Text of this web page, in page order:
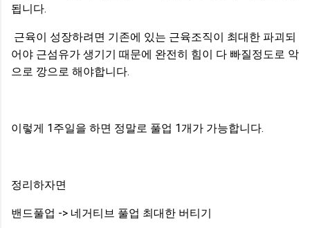
됩니다.
근육이 성장하려면 기존에 있는 근육조직이 최대한 파괴되
어야 근섬유가 생기기 때문에 완전히 힘이 다 빠질정도로 악
으로 깡으로 해야합니다.
이렇게 1주일을 하면 정말로 풀업 1개가 가능합니다.
정리하자면
밴드풀업 -> 네거티브 풀업 최대한 버티기